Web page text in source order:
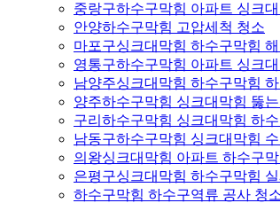
중랑구하수구막힘 아파트 싱크
안양하수구막힘 고압세척 청소
마포구싱크대막힘 하수구막힘
영통구하수구막힘 아파트 싱크
남양주싱크대막힘 하수구막힘 하
양주하수구막힘 싱크대막힘 뚫
구리하수구막힘 싱크대막힘 하
남동구하수구막힘 싱크대막힘
의왕싱크대막힘 아파트 하수구
은평구싱크대막힘 하수구막힘
하수구막힘 하수구역류 공사 청